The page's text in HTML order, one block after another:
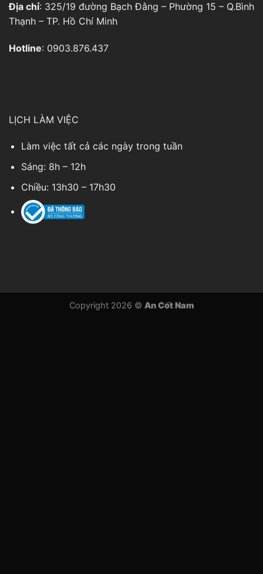
Địa chỉ: 325/19 đường Bạch Đằng – Phường 15 – Q.Bình
Thạnh – TP. Hồ Chí Minh
Hotline: 0903.876.437
LỊCH LÀM VIỆC
Làm việc tất cả các ngày trong tuần
Sáng: 8h – 12h
Chiều: 13h30 – 17h30
Copyright 2026 © An Cốt Nam